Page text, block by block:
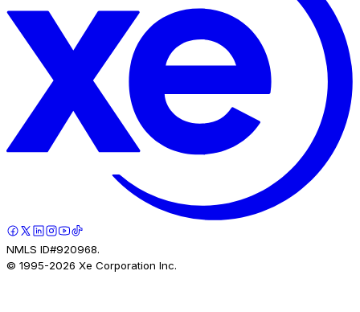
NMLS ID#920968.
© 1995-2026 Xe Corporation Inc.